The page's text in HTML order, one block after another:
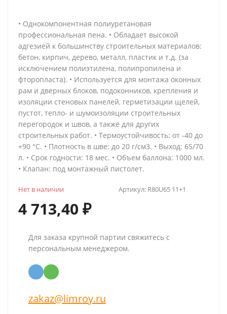
• Однокомпонентная полиуретановая
профессиональная пена. • Обладает высокой
адгезией к большинству строительных материалов:
бетон, кирпич, дерево, металл, пластик и т.д. (за
исключением полиэтилена, полипропилена и
фторопласта). • Используется для монтажа оконных
рам и дверных блоков, подоконников, крепления и
изоляции стеновых панелей, герметизации щелей,
пустот, тепло- и шумоизоляции строительных
перегородок и швов, а также для других
строительных работ. • Термоустойчивость: от -40 до
+90 °С. • Плотность в шве: до 20 г/см3. • Выход: 65/70
л. • Срок годности: 18 мес. • Объем баллона: 1000 мл.
• Клапан: под монтажный пистолет.
Артикул: R80U65 11+1
Нет в наличии
4 713,40 ₽
Для заказа крупной партии свяжитесь с
персональным менеджером.
zakaz@limroy.ru